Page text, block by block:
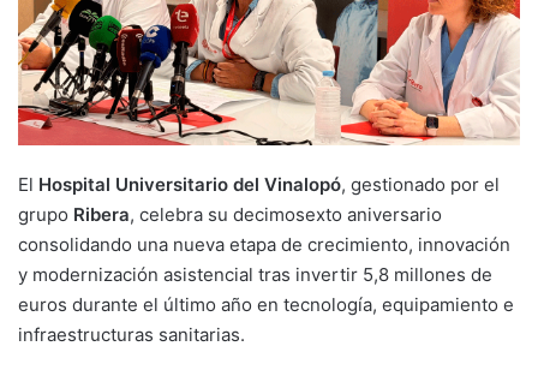
El Hospital Universitario del Vinalopó, gestionado por el
grupo Ribera, celebra su decimosexto aniversario
consolidando una nueva etapa de crecimiento, innovación
y modernización asistencial tras invertir 5,8 millones de
euros durante el último año en tecnología, equipamiento e
infraestructuras sanitarias.